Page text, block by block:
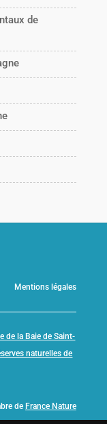
de
Mentions légales
de la Baie de Saint-
naturelles de
de France Nature